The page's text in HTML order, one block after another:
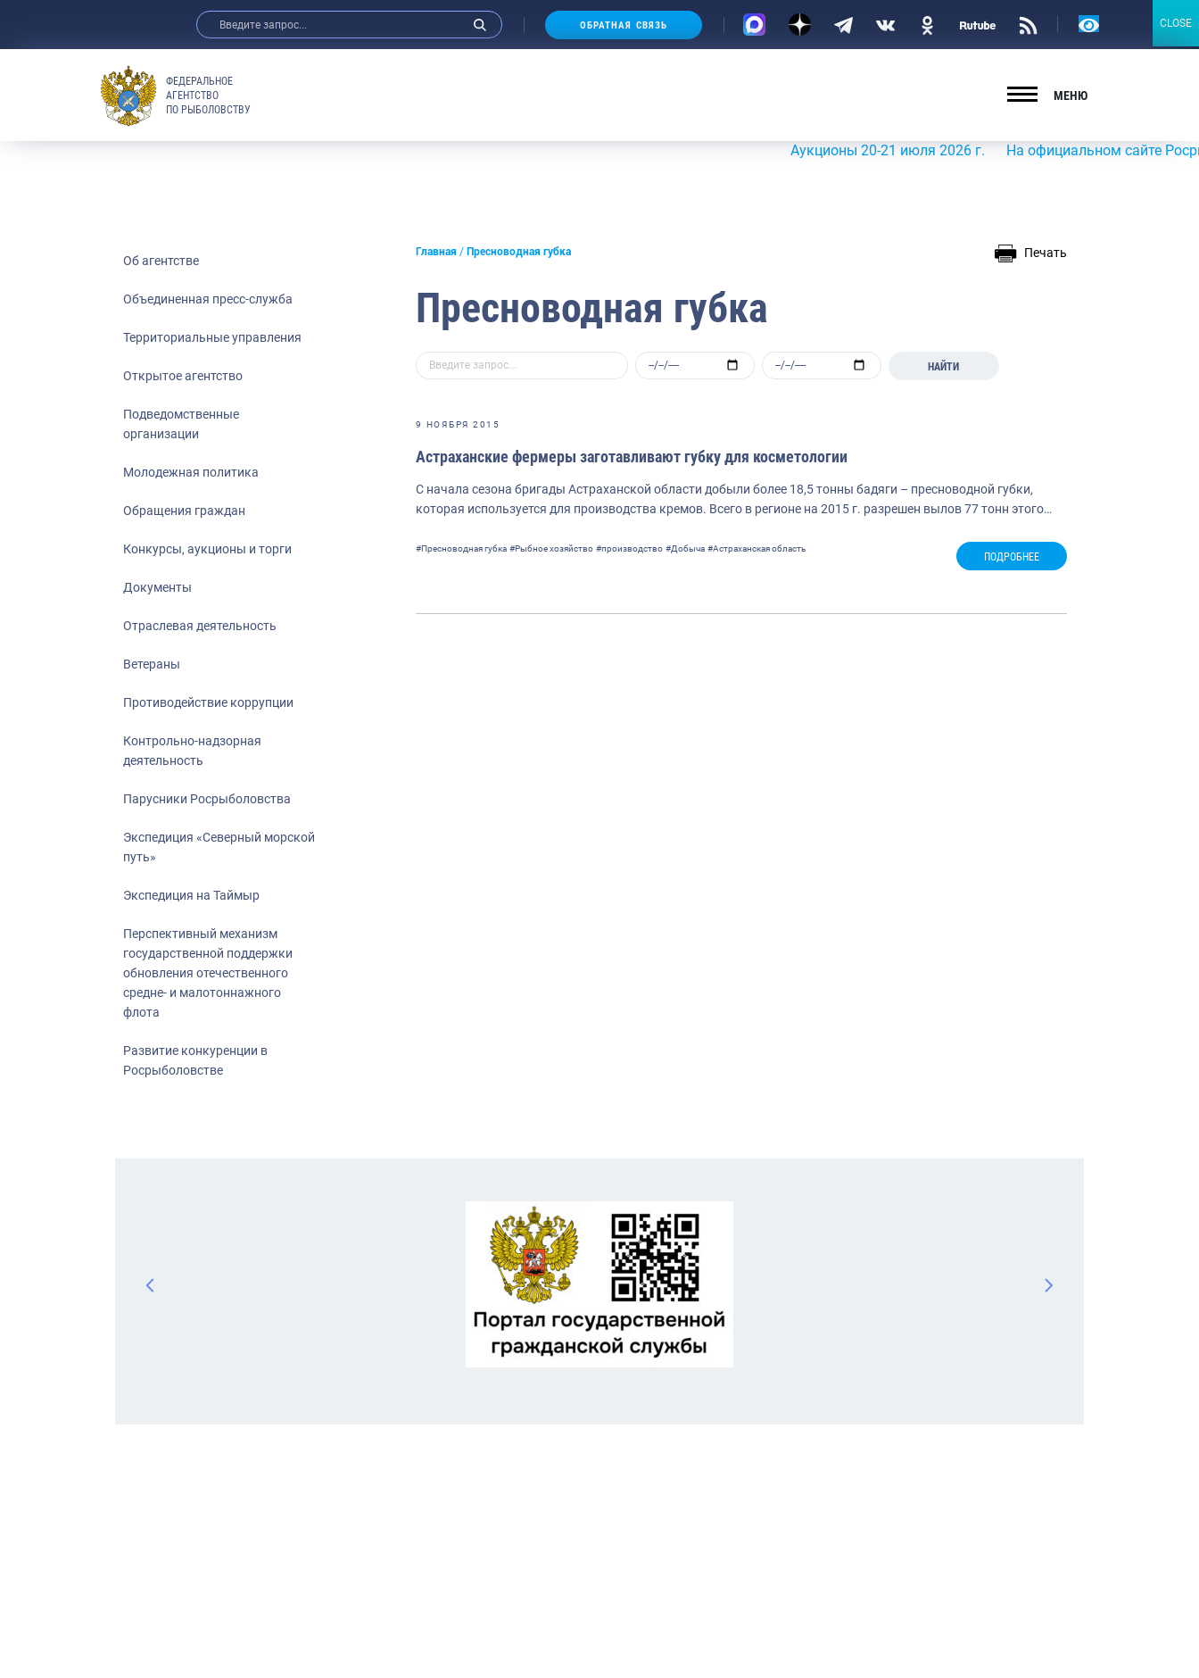
ОБРАТНАЯ СВЯЗЬ
Версия
ФЕДЕРАЛЬНОЕ
АГЕНТСТВО
ПО РЫБОЛОВСТВУ
МЕНЮ
Аукционы 20-21 июля 2026 г. На официальном сайте
Об агентстве
Объединенная пресс-служба
Территориальные управления
Открытое агентство
Подведомственные
организации
Молодежная политика
Обращения граждан
Конкурсы, аукционы и торги
Документы
Отраслевая деятельность
Ветераны
Противодействие коррупции
Контрольно-надзорная
деятельность
Парусники Росрыболовства
Экспедиция «Северный морской
путь»
Экспедиция на Таймыр
Перспективный механизм
государственной поддержки
обновления отечественного
средне- и малотоннажного
флота
Развитие конкуренции в
Росрыболовстве
Главная Пресноводная губка Печать
Пресноводная губка
НАЙТИ
9 НОЯБРЯ 2015
Астраханские фермеры заготавливают губку для косметологии
С начала сезона бригады Астраханской области добыли более 18,5 тонны бадяги – пресноводной губки,
которая используется для производства кремов. Всего в регионе на 2015 г. разрешен вылов 77 тонн этого…
#Пресноводная губка #Рыбное хозяйство #производство #Добыча #Астраханская область
ПОДРОБНЕЕ
CLOSE
CLOSE